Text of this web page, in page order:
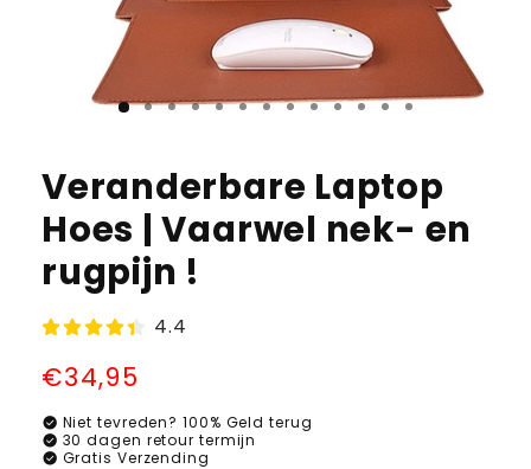
Veranderbare Laptop
Hoes | Vaarwel nek- en
rugpijn !
4.4
Normale
prijs
€34,95
check_circle Niet tevreden? 100% Geld terug
check_circle 30 dagen retour termijn
check_circle Gratis Verzending